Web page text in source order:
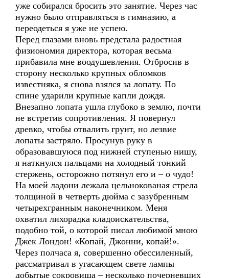
уже собирался бросить это занятие. Через час
нужно было отправляться в гимназию, а
переодеться я уже не успею.
Перед глазами вновь предстала радостная
физиономия директора, которая весьма
прибавила мне воодушевления. Отбросив в
сторону несколько крупных обломков
известняка, я снова взялся за лопату. По
спине ударили крупные капли дождя.
Внезапно лопата ушла глубоко в землю, почти
не встретив сопротивления. Я повернул
древко, чтобы отвалить грунт, но лезвие
лопаты застряло. Просунув руку в
образовавшуюся под нижней ступенью нишу,
я наткнулся пальцами на холодный тонкий
стержень, осторожно потянул его и – о чудо!
На моей ладони лежала цельнокованая стрела
толщиной в четверть дюйма с зазубренным
четырехгранным наконечником. Меня
охватил лихорадка кладоискательства,
подобно той, о которой писал любимой мною
Джек Лондон! «Копай, Джонни, копай!».
Через полчаса я, совершенно обессиленный,
рассматривал в угасающем свете лампы
добытые сокровища – несколько почерневших